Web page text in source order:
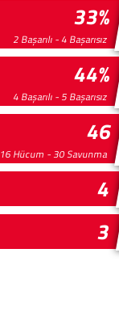
33%
2 Başarılı - 4 Başarısız
44%
4 Başarılı - 5 Başarısız
46
16 Hücum - 30 Savunma
4
3